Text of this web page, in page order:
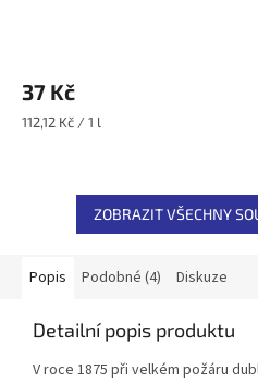
37 Kč
Měrná
112,12 Kč / 1 l
ZOBRAZIT VŠECHNY
Popis Podobné (4) Diskuze
Detailní popis produktu
V roce 1875 při velkém požáru